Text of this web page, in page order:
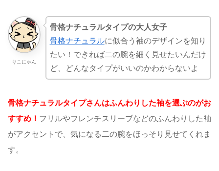
りこにゃん
骨格ナチュラルタイプの大人女子
骨格ナチュラルに似合う袖のデザインを知り
たい！できれば二の腕を細く見せたいんだけ
ど、どんなタイプがいいのかわからないよ
骨格ナチュラルタイプさんはふんわりした袖を選ぶのがお
すすめ！ フリルやフレンチスリーブなどのふんわりした袖
がアクセントで、気になる二の腕をほっそり見せてくれま
す。